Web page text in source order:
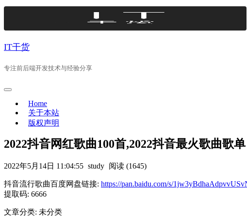
Skip
IT干货
专注前后端开发技术与经验分享
Home
关于本站
版权声明
2022抖音网红歌曲100首,2022抖音最火歌曲歌单
2022年5月14日 11:04:55 study 阅读 (1645)
抖音流行歌曲百度网盘链接: https://pan.baidu.com/s/
提取码: 6666
文章分类: 未分类